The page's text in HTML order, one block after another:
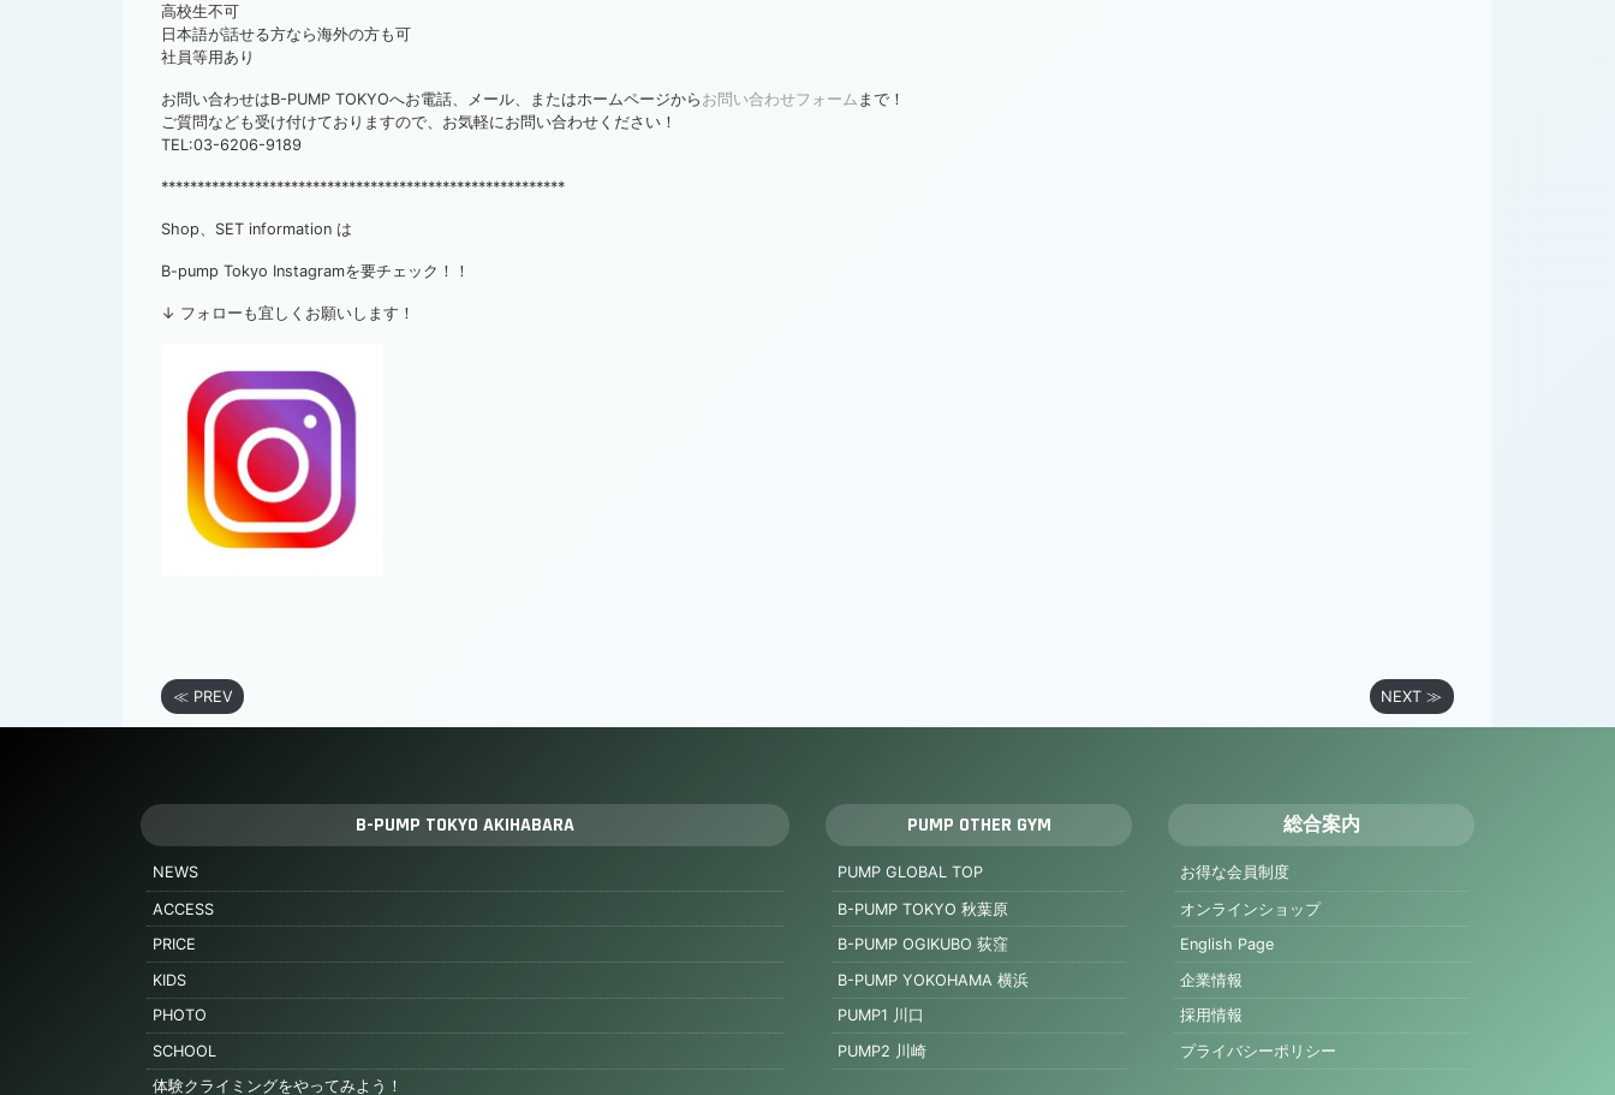
高校生不可
日本語が話せる方なら海外の方も可
社員等用あり
お問い合わせはB-PUMP TOKYOへお電話、メール、またはホームページから お問い合わせフォーム まで！
ご質問なども受け付けておりますので、お気軽にお問い合わせください！
TEL:03-6206-9189
********************************************************
Shop、SET information は
B-pump Tokyo Instagramを要チェック！！
↓ フォローも宜しくお願いします！
≪ PREV NEXT ≫
B-PUMP TOKYO AKIHABARA
NEWS
ACCESS
PRICE
KIDS
PHOTO
SCHOOL
体験クライミングをやってみよう！
PUMP OTHER GYM
PUMP GLOBAL TOP
B-PUMP TOKYO 秋葉原
B-PUMP OGIKUBO 荻窪
B-PUMP YOKOHAMA 横浜
PUMP1 川口
PUMP2 川崎
総合案内
お得な会員制度
オンラインショップ
English Page
企業情報
採用情報
プライバシーポリシー